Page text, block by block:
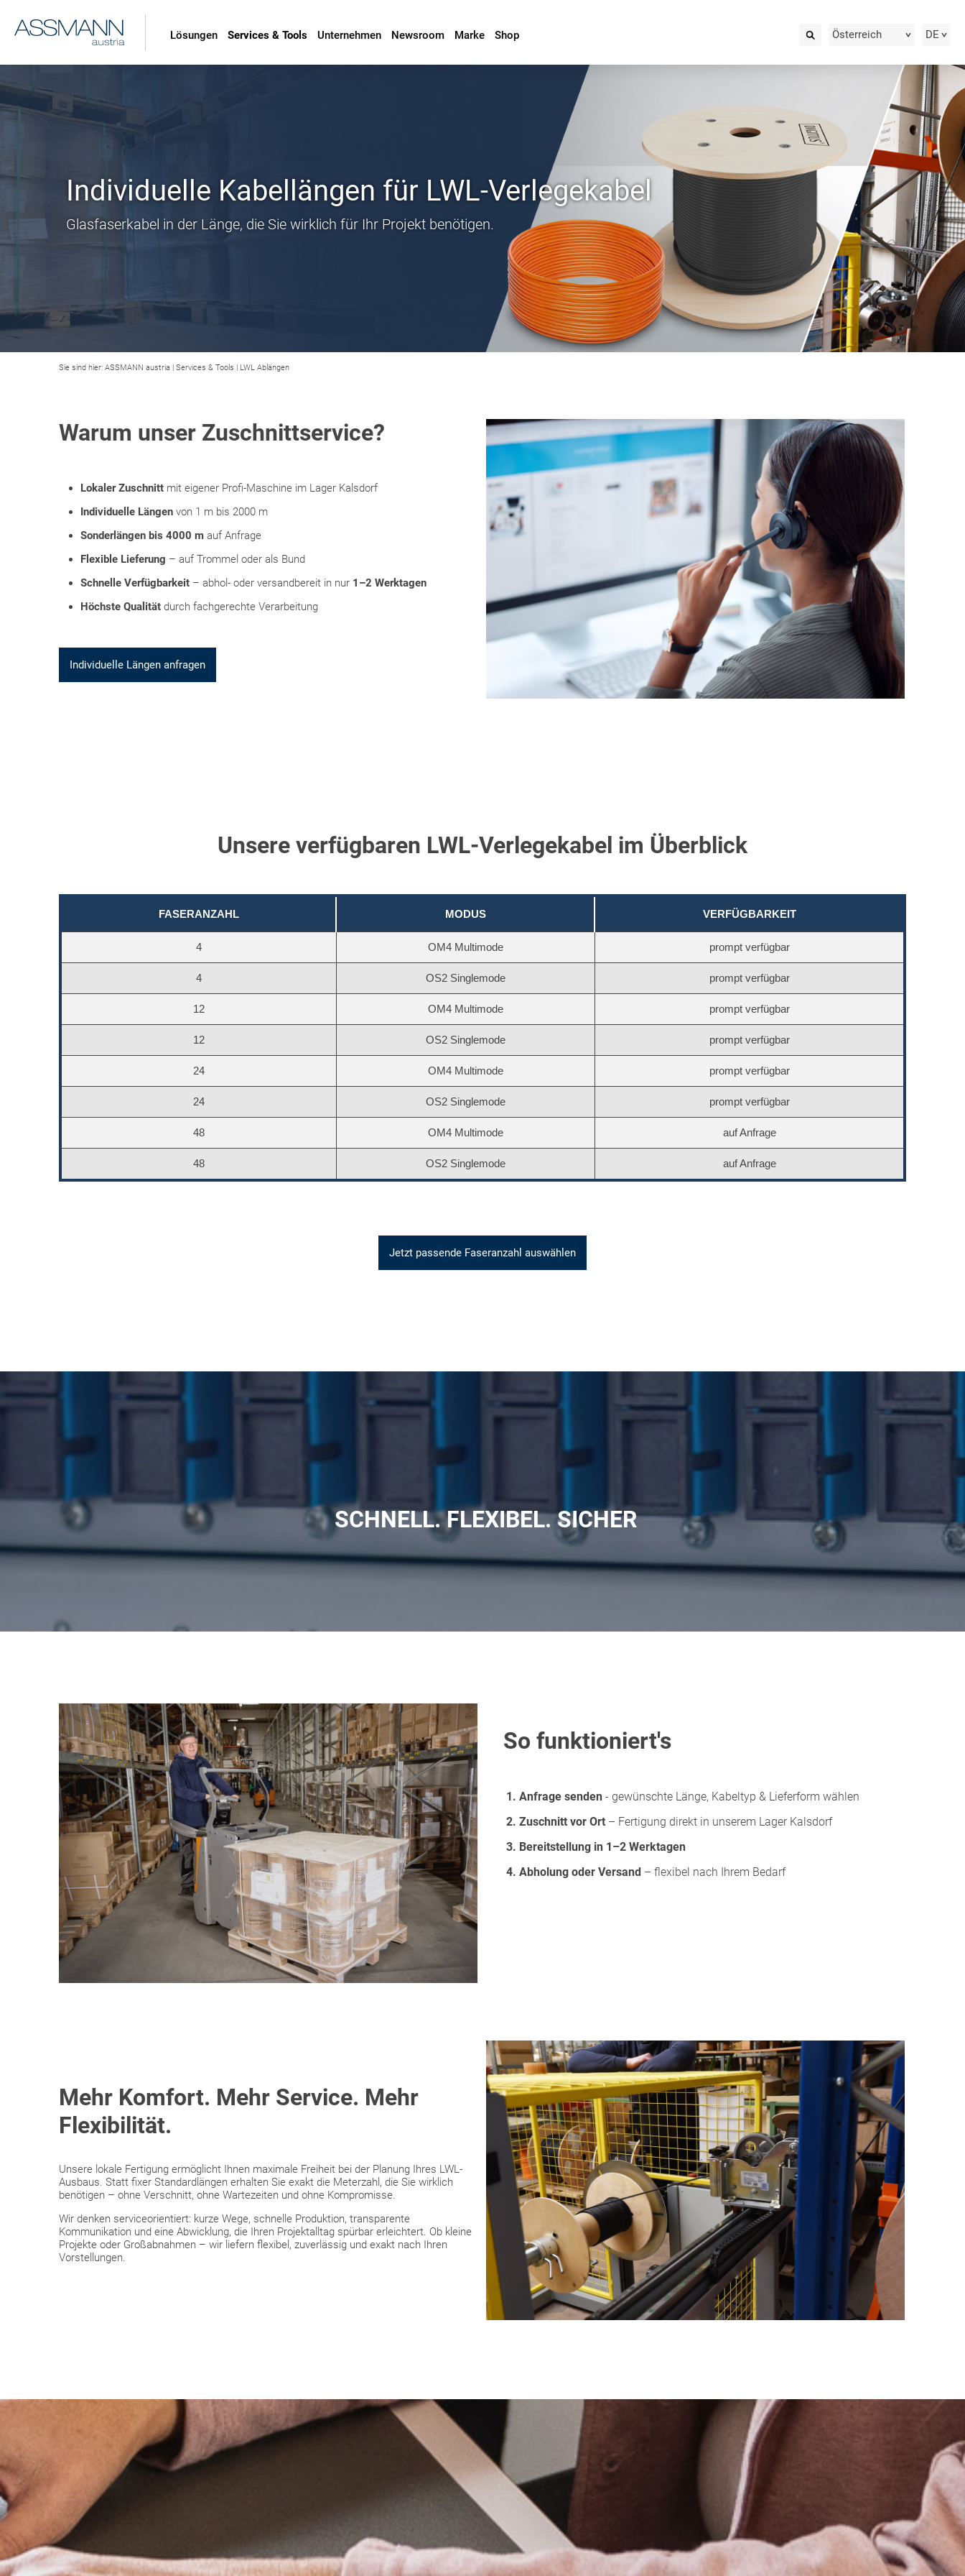
Österreich DE
Lösungen Services & Tools Unternehmen Newsroom Marke Shop
Individuelle Kabellängen für LWL-Verlegekabel
Glasfaserkabel in der Länge, die Sie wirklich für Ihr Projekt benötigen.
Sie sind hier: ASSMANN austria | Services & Tools | LWL Ablängen
Warum unser Zuschnittservice?
Lokaler Zuschnitt mit eigener Profi-Maschine im Lager Kalsdorf
Individuelle Längen von 1 m bis 2000 m
Sonderlängen bis 4000 m auf Anfrage
Flexible Lieferung – auf Trommel oder als Bund
Schnelle Verfügbarkeit – abhol- oder versandbereit in nur 1–2 Werktagen
Höchste Qualität durch fachgerechte Verarbeitung
Individuelle Längen anfragen
Unsere verfügbaren LWL-Verlegekabel im Überblick
FASERANZAHL MODUS VERFÜGBARKEIT
4 OM4 Multimode prompt verfügbar
4 OS2 Singlemode prompt verfügbar
12 OM4 Multimode prompt verfügbar
12 OS2 Singlemode prompt verfügbar
24 OM4 Multimode prompt verfügbar
24 OS2 Singlemode prompt verfügbar
48 OM4 Multimode auf Anfrage
48 OS2 Singlemode auf Anfrage
Jetzt passende Faseranzahl auswählen
SCHNELL. FLEXIBEL. SICHER
So funktioniert's
1. Anfrage senden- gewünschte Länge, Kabeltyp & Lieferform wählen
2. Zuschnitt vor Ort– Fertigung direkt in unserem Lager Kalsdorf
3. Bereitstellung in 1–2 Werktagen
4. Abholung oder Versand– flexibel nach Ihrem Bedarf
Mehr Komfort. Mehr Service. Mehr
Flexibilität.
Unsere lokale Fertigung ermöglicht Ihnen maximale Freiheit bei der Planung Ihres LWL-
Ausbaus. Statt fixer Standardlängen erhalten Sie exakt die Meterzahl, die Sie wirklich
benötigen – ohne Verschnitt, ohne Wartezeiten und ohne Kompromisse.
Wir denken serviceorientiert: kurze Wege, schnelle Produktion, transparente
Kommunikation und eine Abwicklung, die Ihren Projektalltag spürbar erleichtert. Ob kleine
Projekte oder Großabnahmen – wir liefern flexibel, zuverlässig und exakt nach Ihren
Vorstellungen.